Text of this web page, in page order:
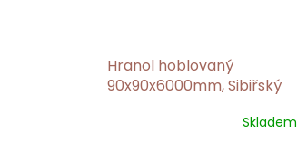
Hranol hoblovaný
90x90x6000mm, Sibiřský
Skladem